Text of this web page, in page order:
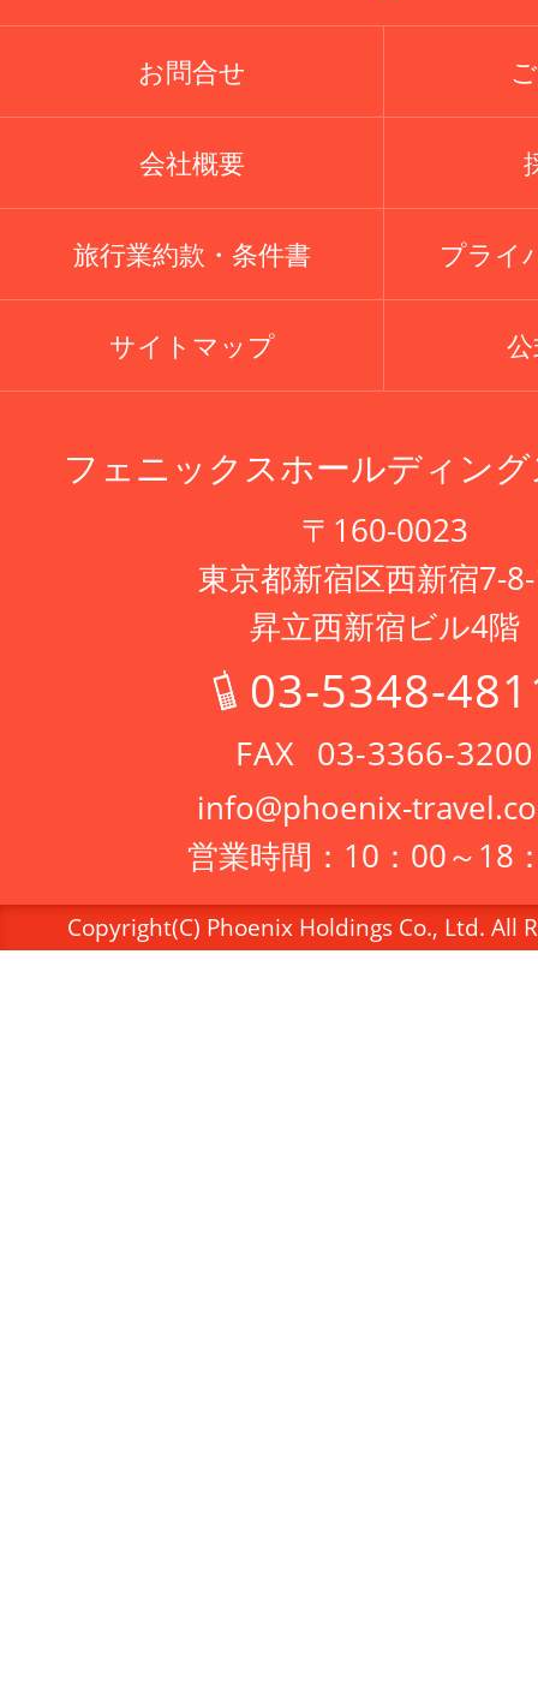
お問合せ
会社概要
旅行業約款・条件書 プライ
サイトマップ
フェニックスホールディン
〒160-0023
東京都新宿区西新宿7-
昇立西新宿ビル4階
03-5348-
03-3366-3200
info@phoenix-
営業時間：10：00～18
Copyright(C) Phoenix Holdings Co., Ltd. All